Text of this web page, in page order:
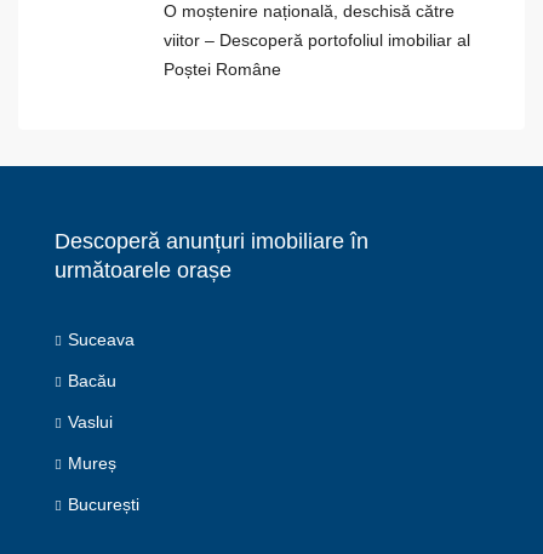
O moștenire națională, deschisă către
viitor – Descoperă portofoliul imobiliar al
Poștei Române
Descoperă anunțuri imobiliare în
următoarele orașe
Suceava
Bacău
Vaslui
Mureș
București